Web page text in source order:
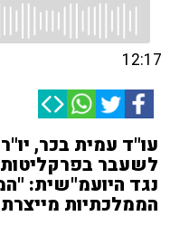
12:17
עו"ד עמית בכר,
לשעבר
נגד היועמ"שית:
הממלכתיות